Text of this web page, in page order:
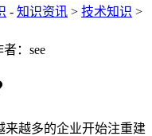
- 知识资讯 > 技术知识 >
：see
来越多的企业开始注重建